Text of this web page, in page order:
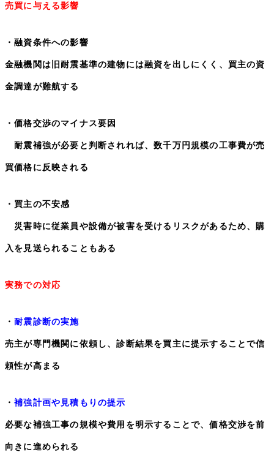
売買に与える影響
・融資条件への影響
金融機関は旧耐震基準の建物には融資を出しにくく、買主の資
金調達が難航する
・価格交渉のマイナス要因
耐震補強が必要と判断されれば、数千万円規模の工事費が売
買価格に反映される
・買主の不安感
災害時に従業員や設備が被害を受けるリスクがあるため、購
入を見送られることもある
実務での対応
・耐震診断の実施
売主が専門機関に依頼し、診断結果を買主に提示することで信
頼性が高まる
・補強計画や見積もりの提示
必要な補強工事の規模や費用を明示することで、価格交渉を前
向きに進められる